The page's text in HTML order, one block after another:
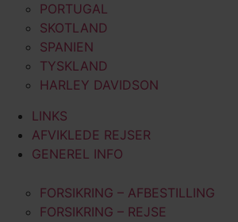
PORTUGAL
SKOTLAND
SPANIEN
TYSKLAND
HARLEY DAVIDSON
LINKS
AFVIKLEDE REJSER
GENEREL INFO
FORSIKRING – AFBESTILLING
FORSIKRING – REJSE